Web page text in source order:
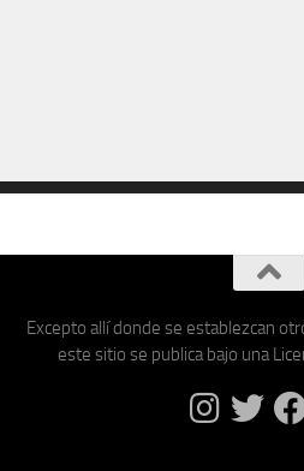
Excepto allí donde se establezcan
este sitio se publica bajo una